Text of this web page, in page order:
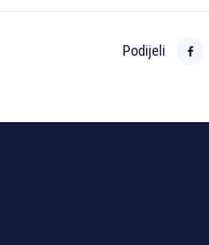
Podijeli